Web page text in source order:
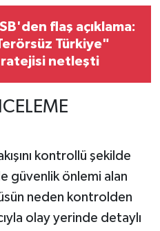
flaş açıklama:
Türkiye"
netleşti
kontrollü şekilde
güvenlik önlemi alan
neden kontrolden
olay yerinde detaylı